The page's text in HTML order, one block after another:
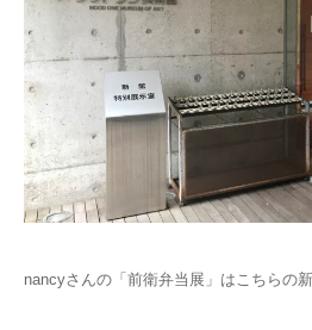
nancyさんの「前衛弁当展」はこちらの